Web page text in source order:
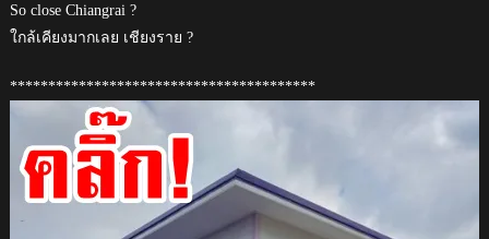
So close Chiangrai ?
ใกล้เคียงมากเลย เชียงราย ?
****************************************